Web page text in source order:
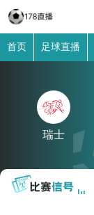
首页 足球直播
瑞士